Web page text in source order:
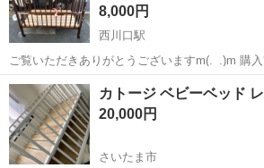
8,000円
西川口駅
ご覧いただきありがとうございますm(._.)m 購入前に必ずプロフィー
ルと説明文を最後までお読み頂きますようお願い
品説明◆子どもが最近まで使用したものです。ま
ットレス付きで...
埼玉 川口市 西川口駅 ベッド
カトージ ベビーベッド
20,000円
さいたま市